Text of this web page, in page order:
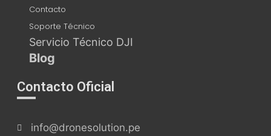
Contacto
Soporte Técnico
Servicio Técnico DJI
Blog
Contacto Oficial
info@dronesolution.pe